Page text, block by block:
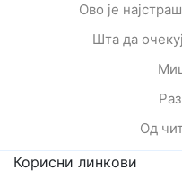
Ово је
Шта да
Од
Корисни линкови